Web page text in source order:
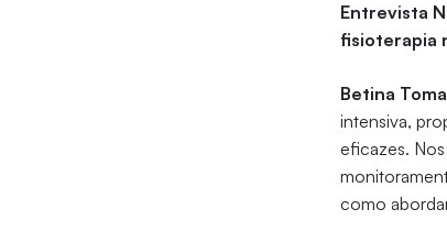
Entrevista
fisioterapia
Betina
intensiva,
eficazes.
como